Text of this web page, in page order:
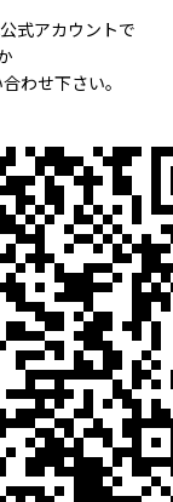
式アカウントで
わせ下さい。